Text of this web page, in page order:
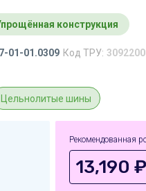
Упрощённая конструкция
01-01.0309 Код ТРУ:
Цельнолитые шины
Рекомендованная
13,190 ₽